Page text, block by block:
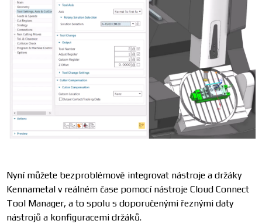
Nyní můžete bezproblémově integrovat nástroje a držáky
Kennametal v reálném čase pomocí nástroje Cloud Connect
Tool Manager, a to spolu s doporučenými řeznými daty
nástrojů a konfiguracemi držáků.